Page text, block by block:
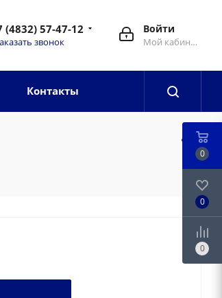
Войти
Мой кабинет
(4832) 57-47-12
звонок
Контакты
0
0
0